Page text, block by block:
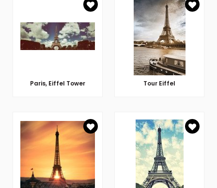
Paris, Eiffel Tower Tour Eiffel